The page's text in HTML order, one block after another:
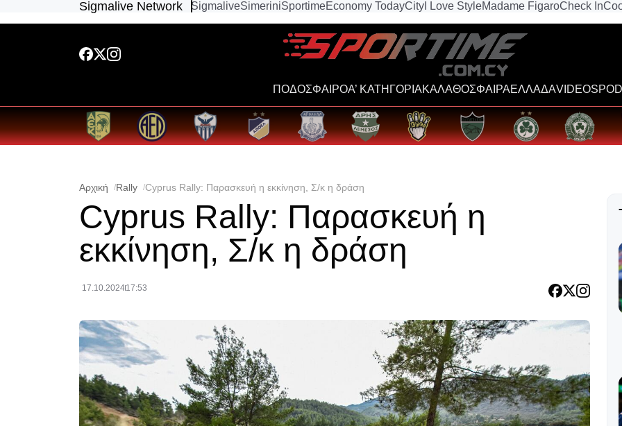
Sigmalive Network SigmaliveSimeriniSportimeEconomy TodayCity I Love StyleMadame FigaroCheck In
ΠΟΔΟΣΦΑΙΡΟΑ’ ΚΑΤΗΓΟΡΙΑΚΑΛΑΘΟΣΦΑΙΡΑΕΛΛΑΔΑVIDEOS
Αρχική Rally Cyprus Rally: Παρασκευή η εκκίνηση, Σ/κ η δράση
Cyprus Rally: Παρασκευή η
εκκίνηση, Σ/κ η δράση
17.10.202417:53